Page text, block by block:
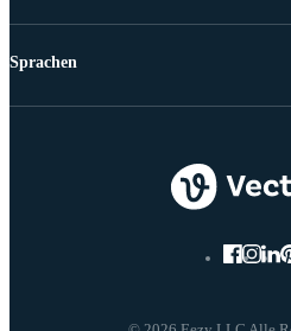
Sprachen